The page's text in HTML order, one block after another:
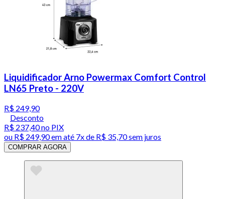
Liquidificador Arno Powermax Comfort Control
LN65 Preto - 220V
R$ 249,90
Desconto
R$ 237,40no PIX
ou R$ 249,90em até 7x de R$ 35,70 sem juros
COMPRAR AGORA